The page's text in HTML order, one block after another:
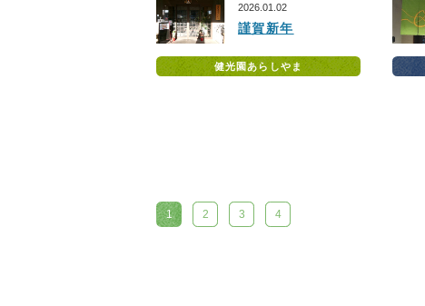
2026.01.02
謹賀新年
健光園あらしやま
1 2 3 4